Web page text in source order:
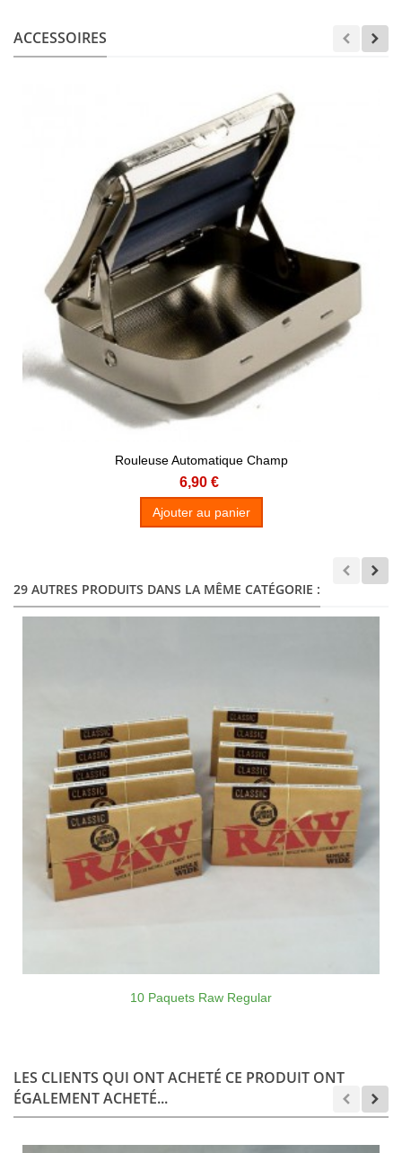
ACCESSOIRES
Rouleuse Automatique Champ
6,90 €
Ajouter au panier
29 AUTRES PRODUITS DANS LA MÊME CATÉGORIE :
10 Paquets Raw Regular
LES CLIENTS QUI ONT ACHETÉ CE PRODUIT ONT
ÉGALEMENT ACHETÉ...